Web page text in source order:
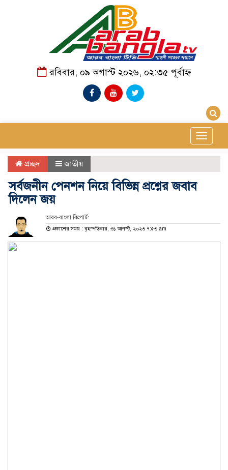
রবিবার, ০৯ অগাস্ট ২০২৬, ০২:৩৫ পূর্বাহ্ন
Toggle
প্রচ্ছদ জাতীয়
সর্বজনীন পেনশন নিয়ে বিভিন্ন প্রশ্নের জবাব
দিলেন জয়
আরব-বাংলা রিপোর্ট:
প্রকাশের সময় : বৃহস্পতিবার, ৩১ আগস্ট, ২০২৩ ৭:৫৩ am